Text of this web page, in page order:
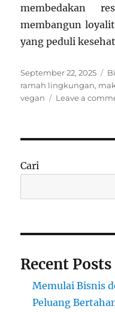
membedakan
membangun
yang peduli
Posted
on
September 22, 2025
ramah lingkungan,
vegan
Leave a
Cari
Recent Posts
Memulai Bisnis
Peluang